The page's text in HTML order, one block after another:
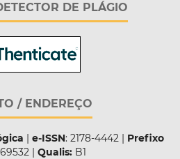
DE PLÁGIO
/ ENDEREÇO
e-ISSN: 2178-4442 | Prefixo
| Qualis:B1